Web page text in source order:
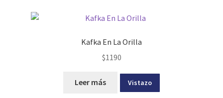
Kafka En La Orilla
$1190
Leer más Vistazo